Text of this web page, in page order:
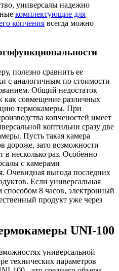
универсалы надежно
комплектующие для
копчения всегда можно
полезно сравнить ее
с аналогичным по стоимости
Общий недостаток
как совмещение различных
термокамеры. При
копченостей имеет
коптильни сразу две
Пусть такая камера
дороже, зато возможности
в несколько раз. Особенно
с камерами
Очевидная выгода последних
Если универсальная
8 часов, электронный
продукт уже через
UNI-100
универсальной
технических параметров